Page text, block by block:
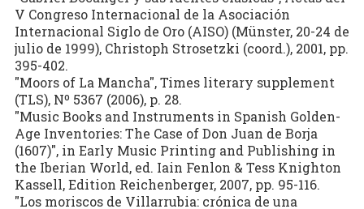
V Congreso Internacional de la Asociación
Internacional Siglo de Oro (AISO) (Münster, 20-24 de
julio de 1999), Christoph Strosetzki (coord.), 2001, pp.
395-402.
"Moors of La Mancha", Times literary supplement
(TLS), Nº 5367 (2006), p. 28.
"Music Books and Instruments in Spanish Golden-
Age Inventories: The Case of Don Juan de Borja
(1607)", in Early Music Printing and Publishing in
the Iberian World, ed. Iain Fenlon & Tess Knighton
Kassell, Edition Reichenberger, 2007, pp. 95-116.
"Los moriscos de Villarrubia: crónica de una